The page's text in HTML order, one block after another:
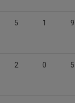
5 1 9
2 0 5